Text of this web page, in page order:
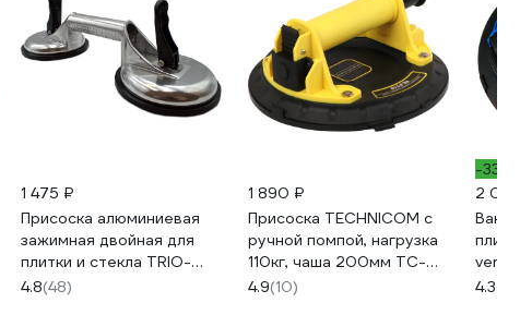
1 475 ₽
Присоска алюминиевая
зажимная двойная для
плитки и стекла TRIO-
DIAMOND 118 мм 282002
4.8(48)
1 890 ₽
Присоска TECHNICOM с
ручной помпой, нагрузка
110кг, чаша 200мм TC-
F110
4.9(10)
-33%
2 030
плитки
01-01
4.3